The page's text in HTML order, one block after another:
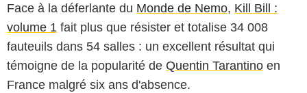
Face à la déferlante du Monde de Nemo, Kill Bill :
volume 1 fait plus que résister et totalise 34 008
fauteuils dans 54 salles : un excellent résultat qui
témoigne de la popularité de Quentin Tarantino en
France malgré six ans d'absence.